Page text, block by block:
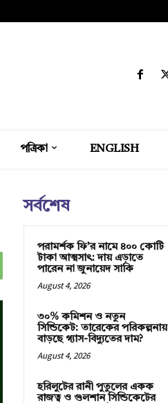
পত্রিকা ENGLISH
সর্বশেষ
পরামর্শক ফি’র নামে ৪০০ কোটি
টাকা আত্মসাৎ: দায় এড়াতে
পারেন না জুনায়েদ সাকি
August 4, 2026
৩০% কমিশন ও নতুন
সিন্ডিকেট: তারেকের পরিকল্পনায়
বাড়ছে গ্যাস-বিদ্যুতের দাম?
August 4, 2026
হরিলুটের রানী পুতুলের একক
রাজত্ব ও গুলশান সিন্ডিকেটের